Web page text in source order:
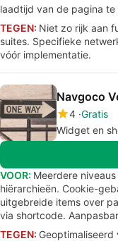
laadtijd van de pagina te
TEGEN: Niet zo rijk aan
suites. Specifieke
vóór implementatie.
Navgoco
4 Gratis
Widget en
VOOR: Meerdere
hiërarchieën. Cookie-
uitgebreide items over
via shortcode.
TEGEN: